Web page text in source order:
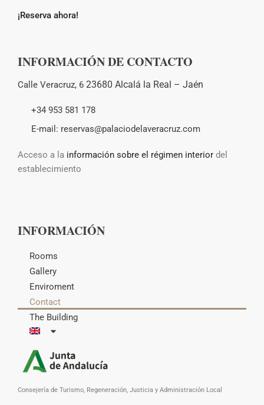
¡Reserva ahora!
INFORMACIÓN DE CONTACTO
Calle Veracruz, 6 23680 Alcalá la Real – Jaén
+34 953 581 178
E-mail: reservas@palaciodelaveracruz.com
Acceso a la información sobre el régimen interior del
establecimiento
INFORMACIÓN
Rooms
Gallery
Enviroment
Contact
The Building
Consejería de Turismo, Regeneración, Justicia y Administración Local